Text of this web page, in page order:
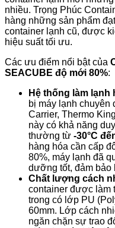
nhiều. Trọng Phúc
hàng những sản phẩm
container lạnh cũ, được
hiệu suất tối ưu.
Các ưu điểm nổi bật của
SEACUBE độ mới 80%:
Hệ thống làm lạnh
bị máy lạnh chuyên
Carrier, Thermo
này có khả năng
thường từ -30°C
hàng hóa cần cấp
80%, máy lạnh đã
dưỡng tốt, đảm bảo
Chất lượng cách
container được làm
trong có lớp PU
60mm. Lớp cách
ngăn chặn sự trao